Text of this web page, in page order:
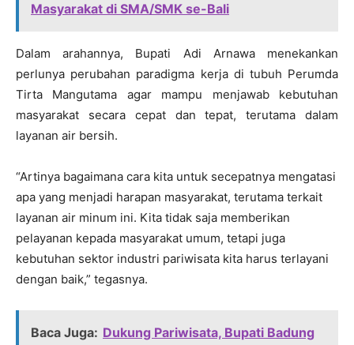
Masyarakat di SMA/SMK se-Bali
Dalam arahannya, Bupati Adi Arnawa menekankan
perlunya perubahan paradigma kerja di tubuh Perumda
Tirta Mangutama agar mampu menjawab kebutuhan
masyarakat secara cepat dan tepat, terutama dalam
layanan air bersih.
“Artinya bagaimana cara kita untuk secepatnya mengatasi
apa yang menjadi harapan masyarakat, terutama terkait
layanan air minum ini. Kita tidak saja memberikan
pelayanan kepada masyarakat umum, tetapi juga
kebutuhan sektor industri pariwisata kita harus terlayani
dengan baik,” tegasnya.
Baca Juga: Dukung Pariwisata, Bupati Badung